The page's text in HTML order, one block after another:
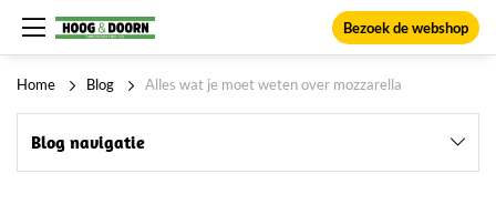
Bezoek de webshop
Home Blog Alles wat je moet weten over mozzarella
Blog navigatie